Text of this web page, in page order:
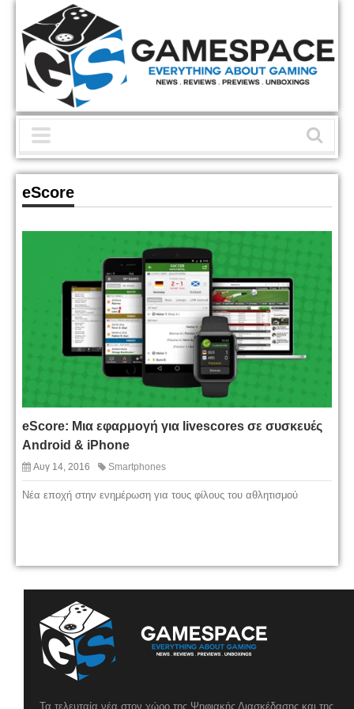
eScore
eScore: Μια εφαρμογή για livescores σε συσκευές
Android & iPhone
Αυγ 14, 2016 Smartphones
Νέα εποχή στην ενημέρωση για τους φίλους του αθλητισμού
Τα τελευταία νέα στον χώρο της Ψηφιακής Διασκέδασης και της